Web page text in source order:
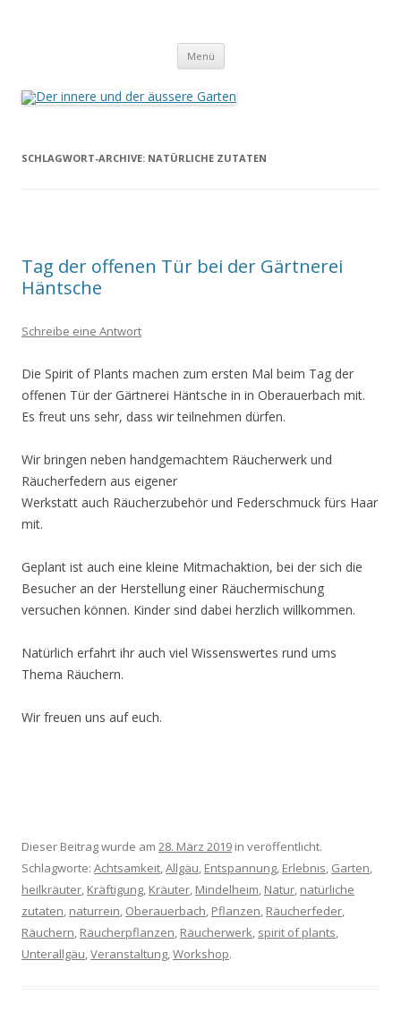
Menü Zum
springen
SCHLAGWORT-ARCHIVE: NATÜRLICHE ZUTATEN
Tag der offenen Tür bei der Gärtnerei
Häntsche
Schreibe eine Antwort
Die Spirit of Plants machen zum ersten Mal beim Tag der
offenen Tür der Gärtnerei Häntsche in in Oberauerbach mit.
Es freut uns sehr, dass wir teilnehmen dürfen.
Wir bringen neben handgemachtem Räucherwerk und
Räucherfedern aus eigener
Werkstatt auch Räucherzubehör und Federschmuck fürs Haar
mit.
Geplant ist auch eine kleine Mitmachaktion, bei der sich die
Besucher an der Herstellung einer Räuchermischung
versuchen können. Kinder sind dabei herzlich willkommen.
Natürlich erfahrt ihr auch viel Wissenswertes rund ums
Thema Räuchern.
Wir freuen uns auf euch.
Dieser Beitrag wurde am 28. März 2019 in veröffentlicht.
Schlagworte: Achtsamkeit,Allgäu, Entspannung, Erlebnis, Garten,
heilkräuter, Kräftigung, Kräuter, Mindelheim, Natur, natürliche
zutaten, naturrein, Oberauerbach, Pflanzen, Räucherfeder,
Räuchern, Räucherpflanzen, Räucherwerk, spirit of plants,
Unterallgäu,Veranstaltung,Workshop.